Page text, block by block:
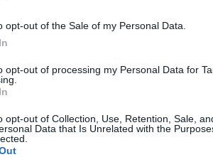
opt-out of the Sale of my Personal Data.
opt-out of processing my Personal Data for
opt-out of Collection, Use, Retention, Sale,
Data that Is Unrelated with the
Manager Magazine . L’effetto è
viaggiando intorno a un sonoro
è arrivata la dichiarazione da parte
che detiene la maggioranza di
fusione di Fiat con Volkswagen”.
giornale online? Che il
la presenza negli Usa e Chrysler
canto suo, vorrebbe concentrarsi